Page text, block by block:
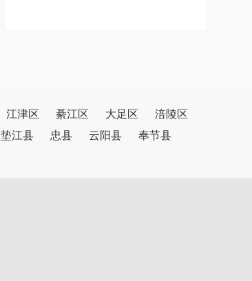
江津区 綦江区 大足区
涪陵区
垫江县 忠县 云阳县
奉节县